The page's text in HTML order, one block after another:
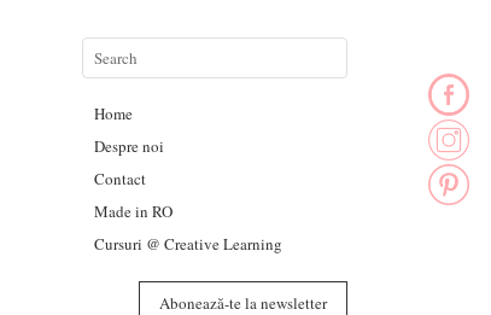
Home
Despre noi
Contact
Made in RO
Cursuri @ Creative Learning
Abonează-te la newsletter